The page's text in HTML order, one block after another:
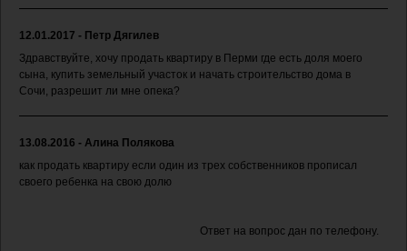
12.01.2017 - Петр Дягилев
Здравствуйте, хочу продать квартиру в Перми где есть доля моего
сына, купить земельный участок и начать строительство дома в
Сочи, разрешит ли мне опека?
13.08.2016 - Алина Полякова
как продать квартиру если один из трех собственников прописал
своего ребенка на свою долю
Ответ на вопрос дан по телефону.